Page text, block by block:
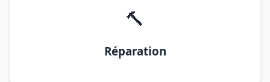
🔨
Réparation